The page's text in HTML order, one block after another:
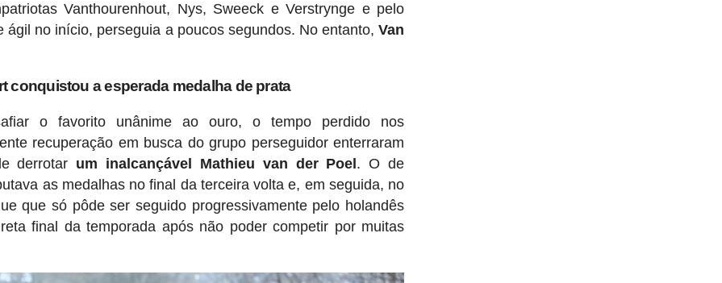
Vanthourenhout, Nys, Sweeck e Verstrynge e pelo
ágil no início, perseguia a poucos segundos. No entanto,Van
conquistou a esperada medalha de prata
o favorito unânime ao ouro, o tempo perdido nos
recuperação em busca do grupo perseguidor enterraram
derrotar um inalcançável Mathieu van der Poel . O de
as medalhas no final da terceira volta e, em seguida, no
que só pôde ser seguido progressivamente pelo holandês
final da temporada após não poder competir por muitas